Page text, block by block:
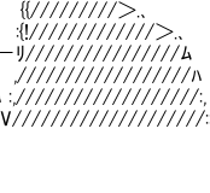
＞.､
＞.､
ﾑ
ﾊ
:,